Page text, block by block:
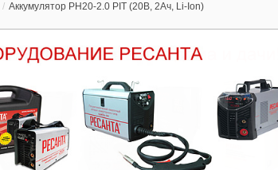
/ Аккумулятор PH20-2.0 PIT (20В, 2Ач, Li-Ion)